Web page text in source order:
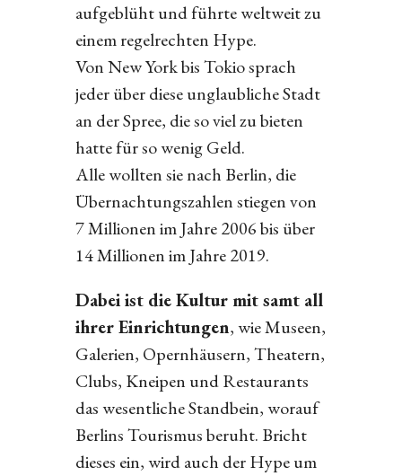
aufgeblüht und führte weltweit zu
einem regelrechten Hype.
Von New York bis Tokio sprach
jeder über diese unglaubliche Stadt
an der Spree, die so viel zu bieten
hatte für so wenig Geld.
Alle wollten sie nach Berlin, die
Übernachtungszahlen stiegen von
7 Millionen im Jahre 2006 bis über
14 Millionen im Jahre 2019.
Dabei ist die Kultur mit samt all
ihrer Einrichtungen, wie Museen,
Galerien, Opernhäusern, Theatern,
Clubs, Kneipen und Restaurants
das wesentliche Standbein, worauf
Berlins Tourismus beruht. Bricht
dieses ein, wird auch der Hype um